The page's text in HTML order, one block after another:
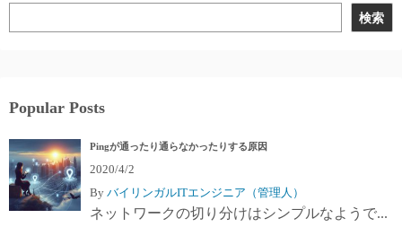
検索
Popular Posts
Pingが通ったり通らなかったりする原因
2020/4/2
By バイリンガルITエンジニア（管理人）
ネットワークの切り分けはシンプルなようで...